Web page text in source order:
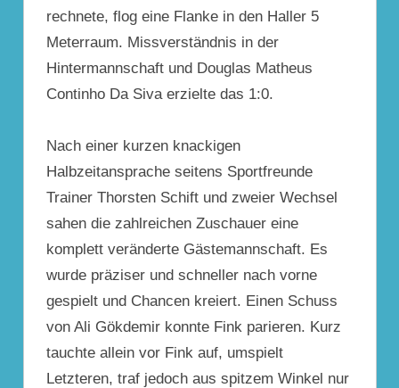
rechnete, flog eine Flanke in den Haller 5
Meterraum. Missverständnis in der
Hintermannschaft und Douglas Matheus
Continho Da Siva erzielte das 1:0.
Nach einer kurzen knackigen
Halbzeitansprache seitens Sportfreunde
Trainer Thorsten Schift und zweier Wechsel
sahen die zahlreichen Zuschauer eine
komplett veränderte Gästemannschaft. Es
wurde präziser und schneller nach vorne
gespielt und Chancen kreiert. Einen Schuss
von Ali Gökdemir konnte Fink parieren. Kurz
tauchte allein vor Fink auf, umspielt
Letzteren, traf jedoch aus spitzem Winkel nur